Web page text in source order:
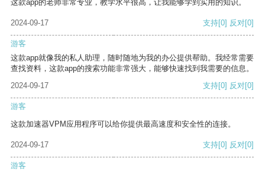
这款app的老师非常专业，教学水平很高，让我能够学到实用的知识。
2024-09-17 支持[0] 反对[0]
游客
这款app就像我的私人助理，随时随地为我的办公提供帮助。我经常需要
查找资料，这款app的搜索功能非常强大，能够快速找到我需要的信息。
2024-09-17
支持[0] 反对[0]
游客
这款加速器VPM应用程序可以给你提供最高速度和安全性的连接。
2024-09-17 支持[0] 反对[0]
游客